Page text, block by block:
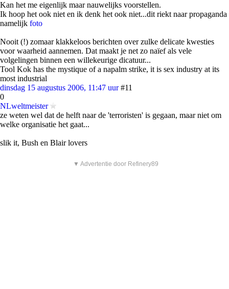
Kan het me eigenlijk maar nauwelijks voorstellen.
Ik hoop het ook niet en ik denk het ook niet...dit riekt naar propaganda
namelijk foto
Nooit (!) zomaar klakkeloos berichten over zulke delicate kwesties
voor waarheid aannemen. Dat maakt je net zo naïef als vele
volgelingen binnen een willekeurige dicatuur...
Tool Kok has the mystique of a napalm strike, it is sex industry at its
most industrial
dinsdag 15 augustus 2006, 11:47 uur #11
0
NLweltmeister
ze weten wel dat de helft naar de 'terroristen' is gegaan, maar niet om
welke organisatie het gaat...
slik it, Bush en Blair lovers
▼ Advertentie door Refinery89